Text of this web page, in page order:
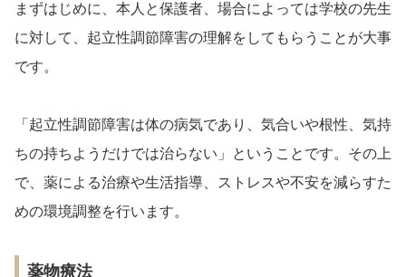
まずはじめに、本人と保護者、場合によっては学校の先生
に対して、起立性調節障害の理解をしてもらうことが大事
です。
「起立性調節障害は体の病気であり、気合いや根性、気持
ちの持ちようだけでは治らない」ということです。その上
で、薬による治療や生活指導、ストレスや不安を減らすた
めの環境調整を行います。
薬物療法